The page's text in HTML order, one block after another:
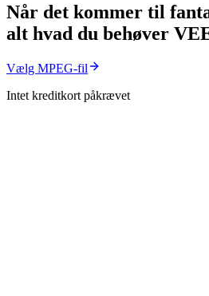
Når det kommer til
alt hvad du behøver
Vælg MPEG-fil
Intet kreditkort påkrævet